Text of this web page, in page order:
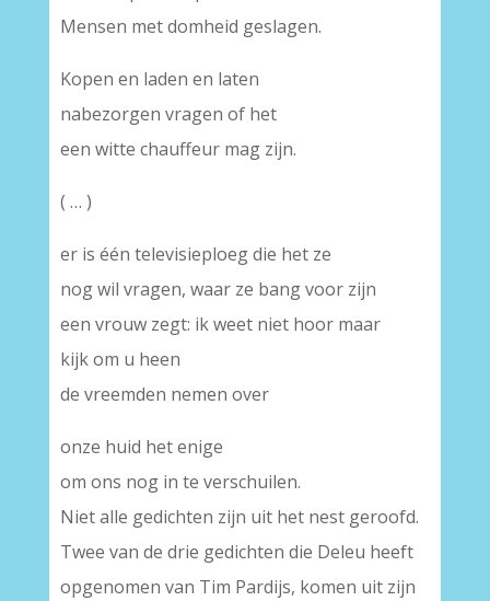
Mensen met domheid geslagen.
Kopen en laden en laten
nabezorgen vragen of het
een witte chauffeur mag zijn.
( … )
er is één televisieploeg die het ze
nog wil vragen, waar ze bang voor zijn
een vrouw zegt: ik weet niet hoor maar
kijk om u heen
de vreemden nemen over
onze huid het enige
om ons nog in te verschuilen.
Niet alle gedichten zijn uit het nest geroofd.
Twee van de drie gedichten die Deleu heeft
opgenomen van Tim Pardijs, komen uit zijn